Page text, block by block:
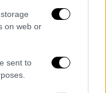
on web or
sent to
το Ισραήλκαι
είπε.
υπογράμμισε
μυστικές